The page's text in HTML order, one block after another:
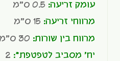
עומק זריעה:
מרווחי זריעה:
מרווח בין שורות:
יח' מסביב לטפטפת*: 2